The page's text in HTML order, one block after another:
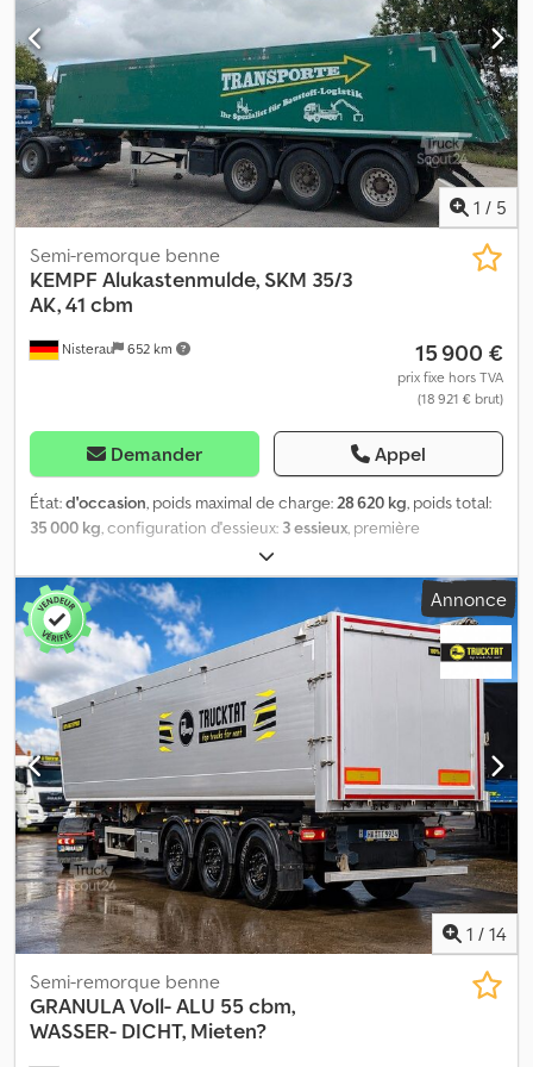
nouvelle homologation TÜV est souhaitée, nous serons ravis de
vous proposer une offre de nos ateliers partenaires ! Le véhicule
peut être habillé d'une publicité adhésive et/ou d’un lettrage. Nos
conditions générales de livraison et de paiement s’appliquent.
Nous pouvons, sur demande, vous faire une offre de financement
ou de leasing pour cet objet. Contactez-nous ! Dedpfsv E T N Dox
Afijkr
1 / 5
Nisterau 652 km
Semi-remorque benne
KEMPF Alukastenmulde, SKM 35/3
AK, 41 cbm
15 900 €
prix fixe hors TVA
(18 921 € brut)
Demander Appel
État:d'occasion, poids maximal de charge:28 620 kg, poids total:
35 000 kg, configuration d'essieux: 3 essieux, première
, longueur de l'espace de chargement:
10 600 mm, largeur de l’espace de chargement:2 430 mm,
hauteur de l'espace de chargement:
1 600 mm
, volume de
l'espace de chargement:41 m³ , Année de construction:2012,
Équipement:
ABS , Suspension pneumatique, essieu relevable,
tambours BPW, EBS, jantes en aluminium, béquilles en aluminium
rabattables, éclairage du compartiment de chargement, échelle
d’accès, garde-boues demi-coques en PVC, protection anti-
encastrement repliable en aluminium, AFS des deux côtés, parois
latérales en profilés creux d’aluminium, paroi avant 5 mm,
plancher 7 mm, paroi arrière en profils aluminium 40 mm
superposés, coulisseau, trémie avec sac à poussière, passerelle
avec échelle, bâche à enroulement PVC avec verrouillage
centralisé, plaque réfléchissante, WZK Dkodpfx Asxfd Sfefier
Annonce
1 / 14
Semi-remorque benne
GRANULAVoll- ALU 55 cbm,
WASSER- DICHT, Mieten?